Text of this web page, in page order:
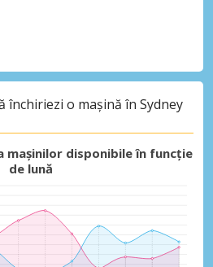
închiriezi o mașină în Sydney
mașinilor disponibile în funcție
de lună
ale
cu eLink